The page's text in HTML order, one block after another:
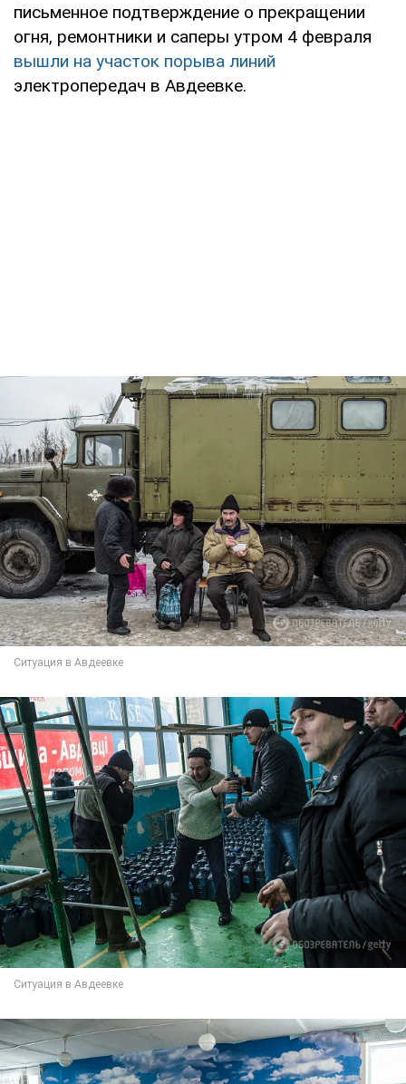
письменное подтверждение о прекращении
огня, ремонтники и саперы утром 4 февраля
вышли на участок порыва линий
электропередач в Авдеевке.